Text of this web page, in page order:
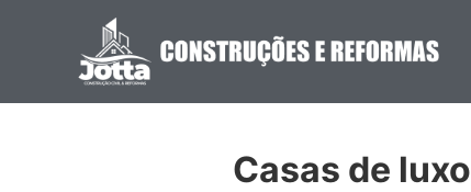
Casas de luxo